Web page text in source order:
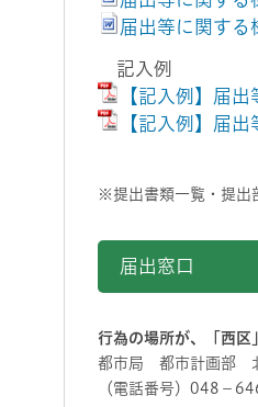
届出等に関する
記入例
【記入例】届
【記入例】届
※提出書類一覧・提出
届出窓口
行為の場所が、「西区
都市局 都市計画部
（電話番号）048－